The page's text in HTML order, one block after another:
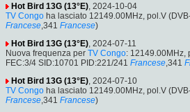
Hot Bird 13G (13°E), 2024-10-04
TV Congo ha lasciato 12149.00MHz, pol.V
Francese,341 Francese)
Hot Bird 13G (13°E), 2024-07-11
Nuova frequenza per TV Congo: 12149.00MHz,
FEC:3/4 SID:10701 PID:221/241 Francese,341
Hot Bird 13G (13°E), 2024-07-10
TV Congo ha lasciato 12149.00MHz, pol.V
Francese,341 Francese)